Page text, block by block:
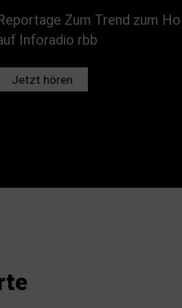
Zum Trend zum
Inforadio rbb
Jetzt hören